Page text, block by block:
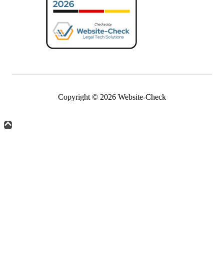
Copyright © 2026 Website-Check